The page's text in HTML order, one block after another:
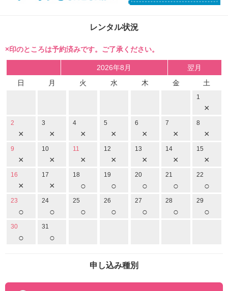
レンタル状況
×印のところは予約済みです。ご了承ください。
2026年8月
翌月
日
月 火 水 木 金 土
1
×
2
×
3
×
4
×
5
×
6
×
7
×
8
×
9
×
10
×
11
×
12
×
13
×
14
×
15
×
16
×
17
×
18
○
19
○
20
○
21
○
22
○
23
○
24
○
25
○
26
○
27
○
28
○
29
○
30
○
31
○
申し込み種別